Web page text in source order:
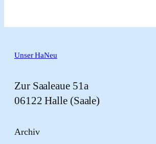
Unser HaNeu
Zur Saaleaue 51a
06122 Halle (Saale)
Archiv